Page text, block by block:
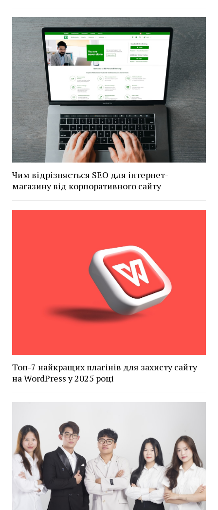
Чим відрізняється SEO для інтернет-
магазину від корпоративного сайту
Топ-7 найкращих плагінів для захисту сайту
на WordPress у 2025 році